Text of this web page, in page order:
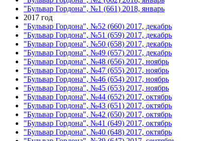
"Бульвар Гордона", №1 (661) 2018, январь
2017 год
"Бульвар Гордона", №52 (660) 2017, декабрь
"Бульвар Гордона", №51 (659) 2017, декабрь
"Бульвар Гордона", №50 (658) 2017, декабрь
"Бульвар Гордона", №49 (657) 2017, декабрь
"Бульвар Гордона", №48 (656) 2017, ноябрь
"Бульвар Гордона", №47 (655) 2017, ноябрь
"Бульвар Гордона", №46 (654) 2017, ноябрь
"Бульвар Гордона", №45 (653) 2017, ноябрь
"Бульвар Гордона", №44 (652) 2017, октябрь
"Бульвар Гордона", №43 (651) 2017, октябрь
"Бульвар Гордона", №42 (650) 2017, октябрь
"Бульвар Гордона", №41 (649) 2017, октябрь
"Бульвар Гордона", №40 (648) 2017, октябрь